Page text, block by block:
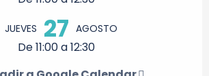
JUEVES 27 AGOSTO
De 11:00 a 12:30